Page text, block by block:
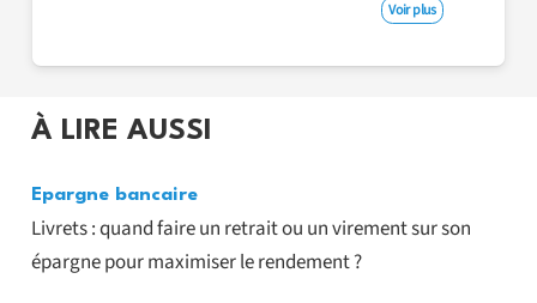
Voir plus
À LIRE AUSSI
Epargne bancaire
Livrets : quand faire un retrait ou un virement sur son
épargne pour maximiser le rendement ?